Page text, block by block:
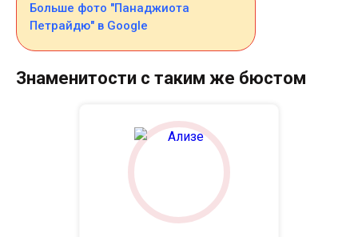
Больше фото "Панаджиота
Петрайдю" в Google
Знаменитости с таким же бюстом